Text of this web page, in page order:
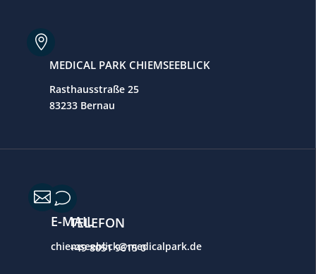

MEDICAL PARK CHIEMSEEBLICK
Rasthausstraße 25
83233 Bernau
v
TELEFON
+49 8051 9615 0

E-MAIL
chiemseeblick@medicalpark.de